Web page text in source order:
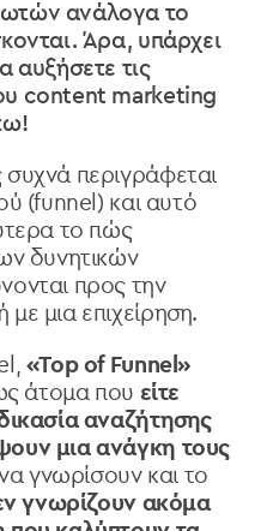
ανάλογα το
Άρα, υπάρχει
αυξήσετε τις
content marketing
περιγράφεται
(funnel) και αυτό
το πώς
δυνητικών
προς την
μια επιχείρηση.
«Top of Funnel»
άτομα που είτε
αναζήτησης
μια ανάγκη τους
γνωρίσουν και το
γνωρίζουν ακόμα